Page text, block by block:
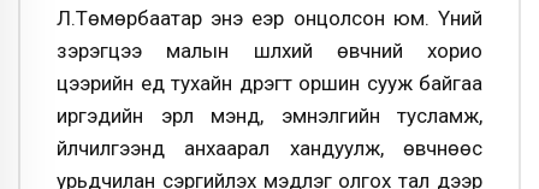
Л.Төмөрбаатар энэ үеэр онцолсон юм. Үүний
зэрэгцээ малын шүлхий өвчний хорио
цээрийн үед тухайн дүүрэгт оршин сууж байгаа
иргэдийн эрүүл мэнд, эмнэлгийн тусламж,
үйлчилгээнд анхаарал хандуулж, өвчнөөс
урьдчилан сэргийлэх мэдлэг олгох тал дээр